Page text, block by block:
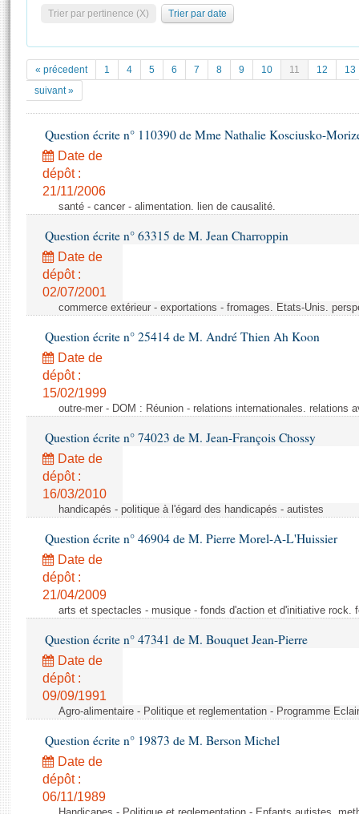
Documents parlementaires
Projets de loi
Textes adoptés
Rapports d'information
Rapports d'enquête
Rapports législatifs
Rapports sur l'application des lois
Baromètre de l’application des lois
Budget et sécurité sociale
Questions écrites et orales
Comptes rendus des débats
Transparence et déontologie
Histoire
Juniors
Anciennes législatures
Liens vers les sites publics
Les archives
Contacts et plan d'accès
Trier par pertinence (X) Trier par date
« précedent 1 4 5 6 7 8 9 10 11 12
13
suivant »
Question écrite n° 110390 de Mme Nathalie Kosciusko-
Date de
dépôt :
21/11/2006
santé - cancer - alimentation. lien de causalité.
Question écrite n° 63315 de M. Jean Charroppin
Date de
dépôt :
02/07/2001
commerce extérieur - exportations - fromages. Etats-Unis.
Question écrite n° 25414 de M. André Thien Ah Koon
Date de
dépôt :
15/02/1999
outre-mer - DOM : Réunion - relations internationales. relations
Question écrite n° 74023 de M. Jean-François Chossy
Date de
dépôt :
16/03/2010
handicapés - politique à l'égard des handicapés - autistes
Question écrite n° 46904 de M. Pierre Morel-A-L'Huissier
Date de
dépôt :
21/04/2009
arts et spectacles - musique - fonds d'action et d'initiative rock.
Question écrite n° 47341 de M. Bouquet Jean-Pierre
Date de
dépôt :
09/09/1991
Agro-alimentaire - Politique et reglementation - Programme
Question écrite n° 19873 de M. Berson Michel
Date de
dépôt :
06/11/1989